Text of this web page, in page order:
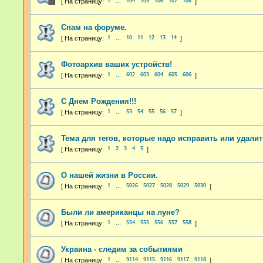
Спам на форуме.
1 10 11 12 13 14
Фотоархив ваших устройств!
1 602 603 604 605 606
С Днем Рождения!!!
1 53 54 55 56 57
Тема для тегов, которые надо исправить или
1 2 3 4 5
О нашей жизни в России.
1 5026 5027 5028 5029 5030
Были ли американцы на луне?
1 554 555 556 557 558
Украина - следим за событиями
1 9114 9115 9116 9117 9118